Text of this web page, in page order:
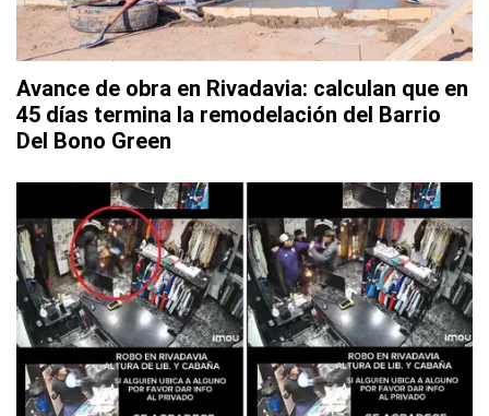
Avance de obra en Rivadavia: calculan que en
45 días termina la remodelación del Barrio
Del Bono Green